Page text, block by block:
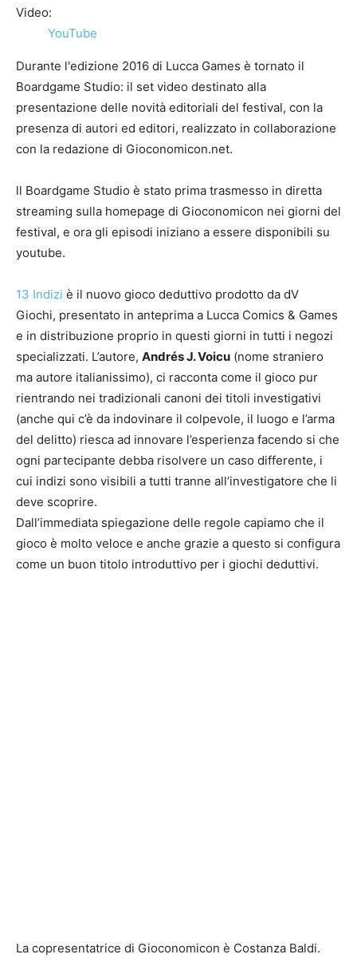
Video:
YouTube
Durante l'edizione 2016 di Lucca Games è tornato il
Boardgame Studio: il set video destinato alla
presentazione delle novità editoriali del festival, con la
presenza di autori ed editori, realizzato in collaborazione
con la redazione di Gioconomicon.net.
ll Boardgame Studio è stato prima trasmesso in diretta
streaming sulla homepage di Gioconomicon nei giorni del
festival, e ora gli episodi iniziano a essere disponibili su
youtube.
13 Indizi è il nuovo gioco deduttivo prodotto da dV
Giochi, presentato in anteprima a Lucca Comics & Games
e in distribuzione proprio in questi giorni in tutti i negozi
specializzati. L’autore, Andrés J. Voicu (nome straniero
ma autore italianissimo), ci racconta come il gioco pur
rientrando nei tradizionali canoni dei titoli investigativi
(anche qui c’è da indovinare il colpevole, il luogo e l’arma
del delitto) riesca ad innovare l’esperienza facendo si che
ogni partecipante debba risolvere un caso differente, i
cui indizi sono visibili a tutti tranne all’investigatore che li
deve scoprire.
Dall’immediata spiegazione delle regole capiamo che il
gioco è molto veloce e anche grazie a questo si configura
come un buon titolo introduttivo per i giochi deduttivi.
La copresentatrice di Gioconomicon è Costanza Baldi.